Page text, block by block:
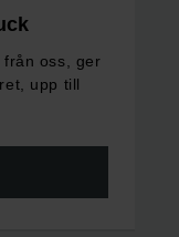
oss, ger
upp till